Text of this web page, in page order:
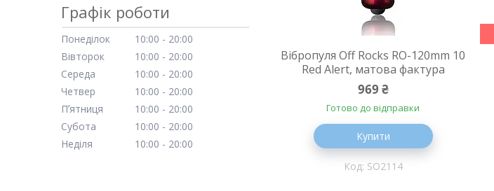
Вібропуля Off Rocks RO-120mm 10
Red Alert, матова фактура
969 ₴
Готово до відправки
Купити
SO2114
Графік роботи
Понеділок 10:00
20:00
Вівторок
10:00
20:00
Середа
10:00
20:00
Четвер
10:00
20:00
Пʼятниця
10:00
20:00
Субота
10:00
20:00
Неділя
10:00 20:00